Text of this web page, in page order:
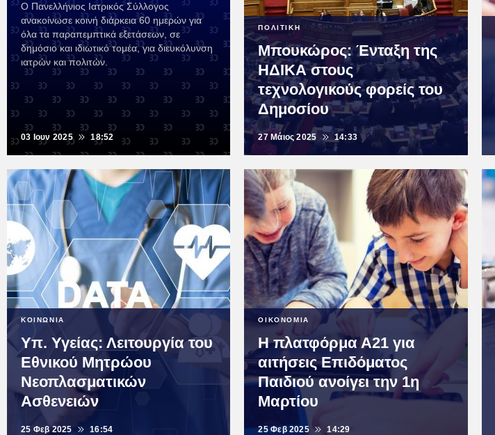
Ο Πανελλήνιος Ιατρικός Σύλλογος
ανακοίνωσε κοινή διάρκεια 60 ημερών για
όλα τα παραπεμπτικά εξετάσεων, σε
δημόσιο και ιδιωτικό τομέα, για διευκόλυνση
ιατρών και πολιτών.
03 Ιουν 2025 18:52
ΠΟΛΙΤΙΚΗ
Μπουκώρος: Ένταξη της
ΗΔΙΚΑ στους
τεχνολογικούς φορείς του
Δημοσίου
27 Μάιος 2025 14:33
ΚΟΙΝΩΝΙΑ
Υπ. Υγείας: Λειτουργία του
Εθνικού Μητρώου
Νεοπλασματικών
Ασθενειών
25 Φεβ 2025 16:54
ΟΙΚΟΝΟΜΙΑ
Η πλατφόρμα Α21 για
αιτήσεις Επιδόματος
Παιδιού ανοίγει την 1η
Μαρτίου
25 Φεβ 2025 14:29